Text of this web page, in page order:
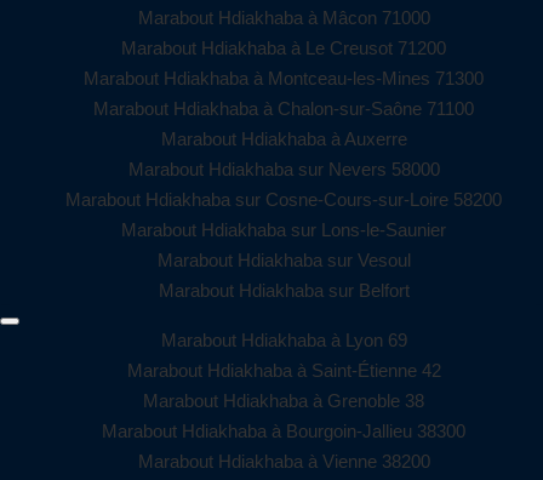
Marabout Hdiakhaba à Mâcon 71000
Marabout Hdiakhaba à Le Creusot 71200
Marabout Hdiakhaba à Montceau-les-Mines 71300
Marabout Hdiakhaba à Chalon-sur-Saône 71100
Marabout Hdiakhaba à Auxerre
Marabout Hdiakhaba sur Nevers 58000
Marabout Hdiakhaba sur Cosne-Cours-sur-Loire 58200
Marabout Hdiakhaba sur Lons-le-Saunier
Marabout Hdiakhaba sur Vesoul
Marabout Hdiakhaba sur Belfort
Marabout Hdiakhaba à Lyon 69
Marabout Hdiakhaba à Saint-Étienne 42
Marabout Hdiakhaba à Grenoble 38
Marabout Hdiakhaba à Bourgoin-Jallieu 38300
Marabout Hdiakhaba à Vienne 38200